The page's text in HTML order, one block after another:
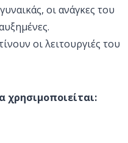
οι ανάγκες του
οι λειτουργιές του